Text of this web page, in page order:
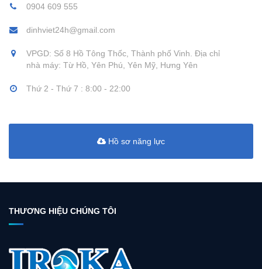
0904 609 555
dinhviet24h@gmail.com
VPGD: Số 8 Hồ Tông Thốc, Thành phố Vinh. Địa chỉ
nhà máy: Từ Hồ, Yên Phú, Yên Mỹ, Hưng Yên
Thứ 2 - Thứ 7 : 8:00 - 22:00
Hồ sơ năng lực
THƯƠNG HIỆU CHÚNG TÔI